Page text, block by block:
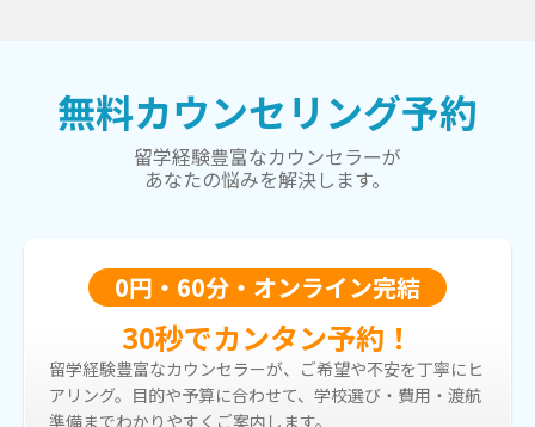
無料カウンセリング予約
留学経験豊富なカウンセラーが
あなたの悩みを解決します。
0円・60分・オンライン完結
30秒でカンタン予約！
留学経験豊富なカウンセラーが、ご希望や不安を丁寧にヒ
アリング。目的や予算に合わせて、学校選び・費用・渡航
準備までわかりやすくご案内します。